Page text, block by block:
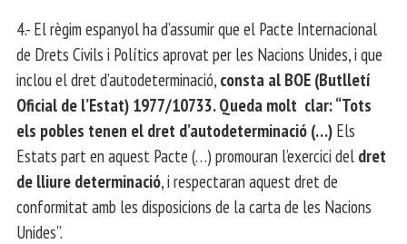
4.- El règim espanyol ha d’assumir que el Pacte Internacional
de Drets Civils i Polítics aprovat per les Nacions Unides, i que
inclou el dret d’autodeterminació, consta al BOE (Butlletí
Oficial de l’Estat) 1977/10733. Queda molt clar: “Tots
els pobles tenen el dret d’autodeterminació (…) Els
Estats part en aquest Pacte (…) promouran l’exercici del dret
de lliure determinació, i respectaran aquest dret de
conformitat amb les disposicions de la carta de les Nacions
Unides”.